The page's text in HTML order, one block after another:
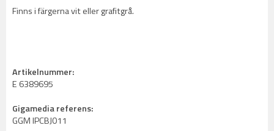
Finns i färgerna vit eller grafitgrå.
Artikelnummer:
E 6389695
Gigamedia referens:
GGM IPCBJ011